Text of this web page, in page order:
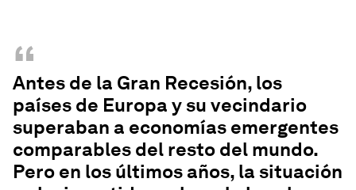
“
Antes de la Gran Recesión, los
países de Europa y su vecindario
superaban a economías emergentes
comparables del resto del mundo.
Pero en los últimos años, la situación